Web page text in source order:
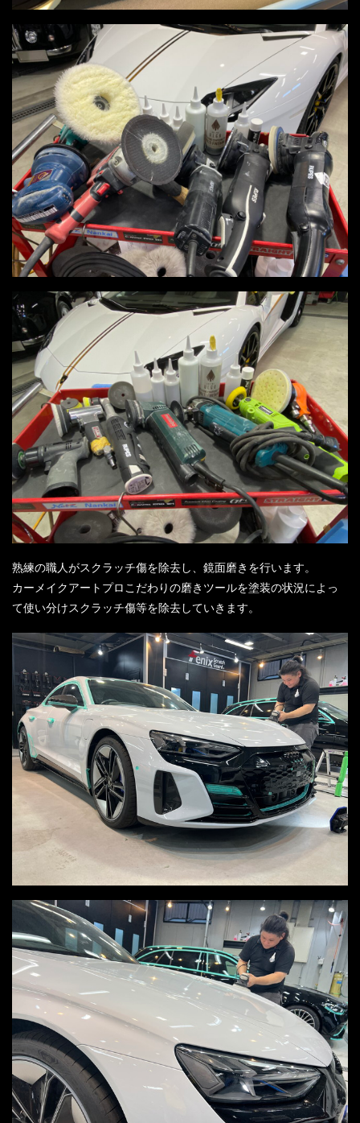
熟練の職人がスクラッチ傷を除去し、鏡面磨きを行います。
カーメイクアートプロこだわりの磨きツールを塗装の状況によっ
て使い分けスクラッチ傷等を除去していきます。